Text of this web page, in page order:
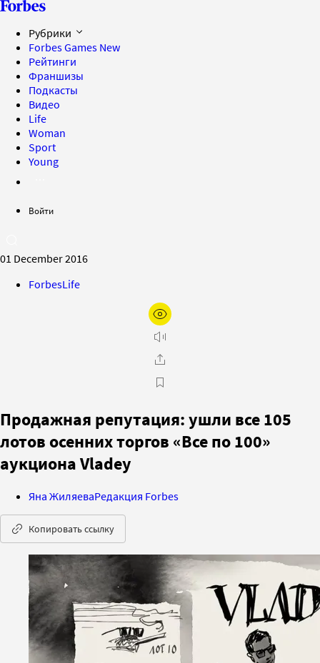
Рубрики
Forbes Games New
Рейтинги
Франшизы
Подкасты
Видео
Life
Woman
Sport
Young
Войти
01 December 2016
ForbesLife
Продажная репутация: ушли все 105
лотов осенних торгов «Все по 100»
аукциона Vladey
Яна ЖиляеваРедакция Forbes
Копировать ссылку